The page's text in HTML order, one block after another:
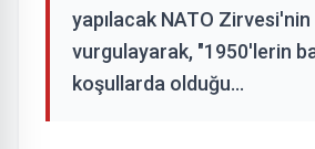
yapılacak NATO
vurgulayarak, "1950'lerin
koşullarda olduğu...